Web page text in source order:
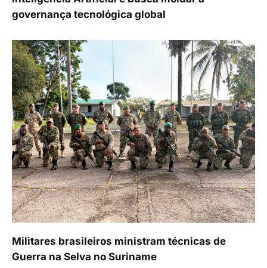
governança tecnológica global
Militares brasileiros ministram técnicas de
Guerra na Selva no Suriname